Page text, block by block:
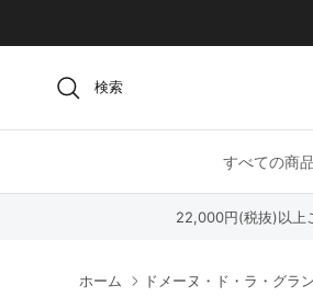
検索
すべての商品
22,000円(税抜)以上
ホーム ドメーヌ・ド・ラ・グラ